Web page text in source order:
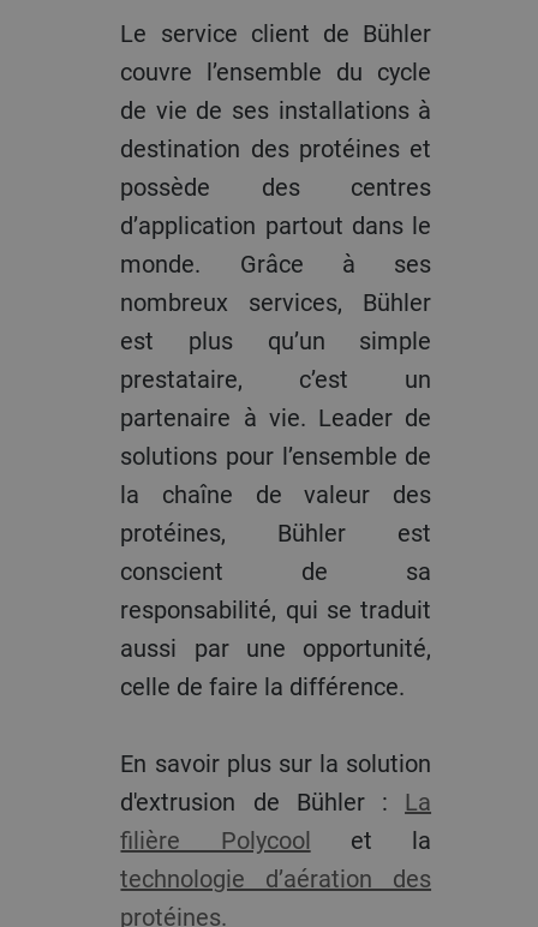
Le service client de Bühler
couvre l’ensemble du cycle
de vie de ses installations à
destination des protéines et
possède des centres
d’application partout dans le
monde. Grâce à ses
nombreux services, Bühler
est plus qu’un simple
prestataire, c’est un
partenaire à vie. Leader de
solutions pour l’ensemble de
la chaîne de valeur des
protéines, Bühler est
conscient de sa
responsabilité, qui se traduit
aussi par une opportunité,
celle de faire la différence.
En savoir plus sur la solution
d'extrusion de Bühler : La
filière Polycool et la
technologie d’aération des
protéines.